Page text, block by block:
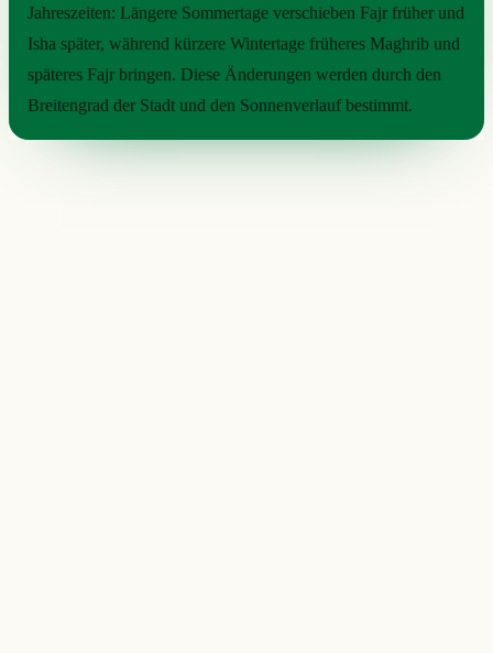
Jahreszeiten: Längere Sommertage verschieben Fajr früher und
Isha später, während kürzere Wintertage früheres Maghrib und
späteres Fajr bringen. Diese Änderungen werden durch den
Breitengrad der Stadt und den Sonnenverlauf bestimmt.